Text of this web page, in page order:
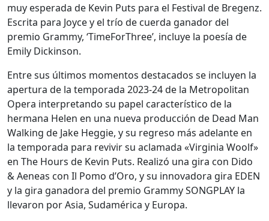
muy esperada de Kevin Puts para el Festival de Bregenz.
Escrita para Joyce y el trío de cuerda ganador del
premio Grammy, ‘TimeForThree’, incluye la poesía de
Emily Dickinson.
Entre sus últimos momentos destacados se incluyen la
apertura de la temporada 2023-24 de la Metropolitan
Opera interpretando su papel característico de la
hermana Helen en una nueva producción de Dead Man
Walking de Jake Heggie, y su regreso más adelante en
la temporada para revivir su aclamada «Virginia Woolf»
en The Hours de Kevin Puts. Realizó una gira con Dido
& Aeneas con Il Pomo d’Oro, y su innovadora gira EDEN
y la gira ganadora del premio Grammy SONGPLAY la
llevaron por Asia, Sudamérica y Europa.